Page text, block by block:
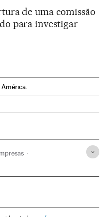
de uma comissão
para investigar
Instagram
en Facebook